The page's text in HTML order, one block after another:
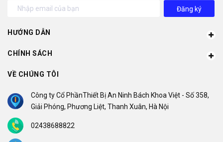
Đăng ký
HƯỚNG DẪN
CHÍNH SÁCH
VỀ CHÚNG TÔI
Công ty Cổ PhầnThiết Bị An Ninh Bách Khoa Việt - Số 358,
Giải Phóng, Phương Liệt, Thanh Xuân, Hà Nội
02438688822